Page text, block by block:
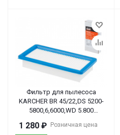
Фильтр для пылесоса
KARCHER BR 45/22,DS 5200-
5800,6,6000,WD 5.800
GEPARD
Розничная цена
1 280 ₽